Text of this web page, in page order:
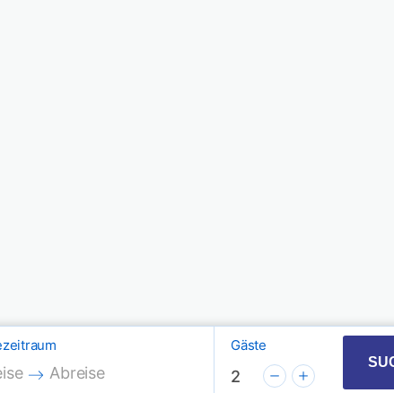
the down arrow key to interact with the calendar
Press the down arrow key to interact with
Abreise
Gäste
2